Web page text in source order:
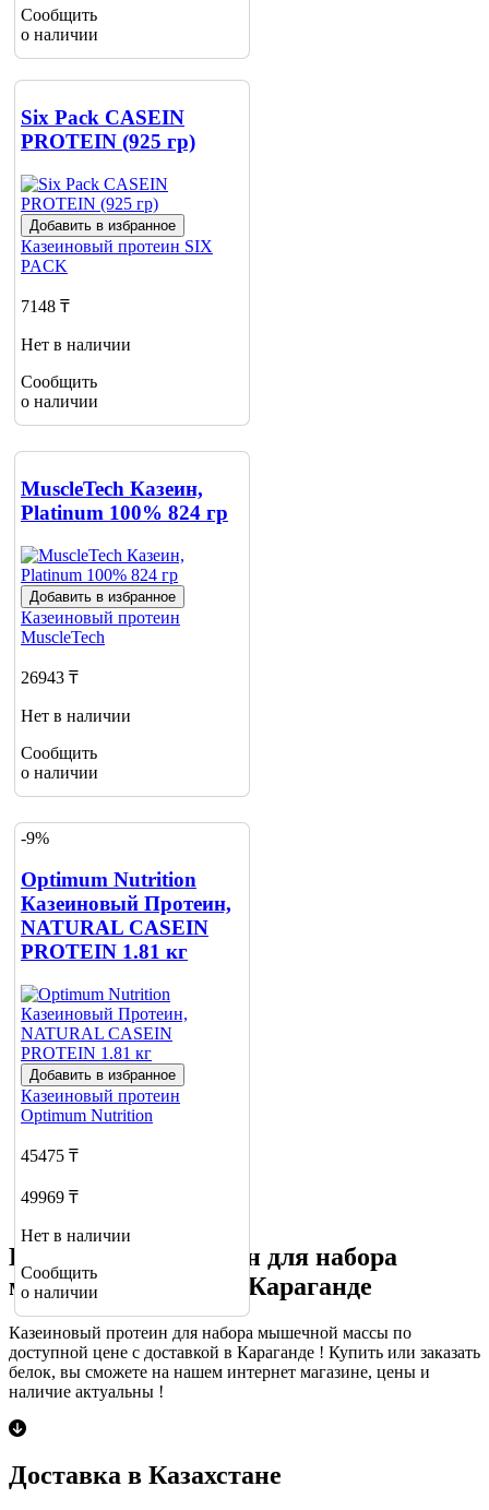
Сообщить
о наличии
Six Pack CASEIN
PROTEIN (925 гр)
Добавить в избранное
Казеиновый протеин SIX
PACK
7148 ₸
Нет в наличии
Сообщить
о наличии
MuscleTech Казеин,
Platinum 100% 824 гр
Добавить в избранное
Казеиновый протеин
MuscleTech
26943 ₸
Нет в наличии
Сообщить
о наличии
-9%
Optimum Nutrition
Казеиновый Протеин,
NATURAL CASEIN
PROTEIN 1.81 кг
Добавить в избранное
Казеиновый протеин
Optimum Nutrition
45475 ₸
49969 ₸
Нет в наличии
Сообщить
о наличии
Казеиновый протеин для набора
мышечной массы в Караганде
Казеиновый протеин для набора мышечной массы по
доступной цене с доставкой в Караганде ! Купить или заказать
белок, вы сможете на нашем интернет магазине, цены и
наличие актуальны !
Доставка в Казахстане